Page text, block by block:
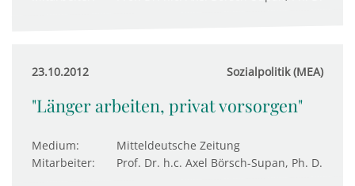
23.10.2012 Sozialpolitik (MEA)
"Länger arbeiten, privat vorsorgen"
Medium:
Mitteldeutsche Zeitung
Mitarbeiter:
Prof. Dr. h.c. Axel Börsch-Supan, Ph. D.